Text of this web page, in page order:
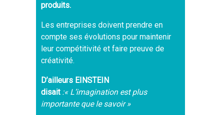
produits.
Les entreprises doivent prendre en
compte ses évolutions pour maintenir
leur compétitivité et faire preuve de
créativité.
D’ailleurs EINSTEIN
disait :« L’imagination est plus
importante que le savoir »